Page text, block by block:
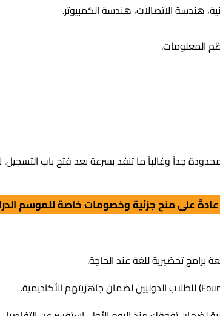
هندسة الاتصالات، هندسة الكمبيوتر.
المعلومات.
جداً وغالباً ما تنفد بسرعة بعد فتح باب
على منح جزئية وخصومات خاصة للموسم
برامج تحضيرية للغة عند الحاجة.